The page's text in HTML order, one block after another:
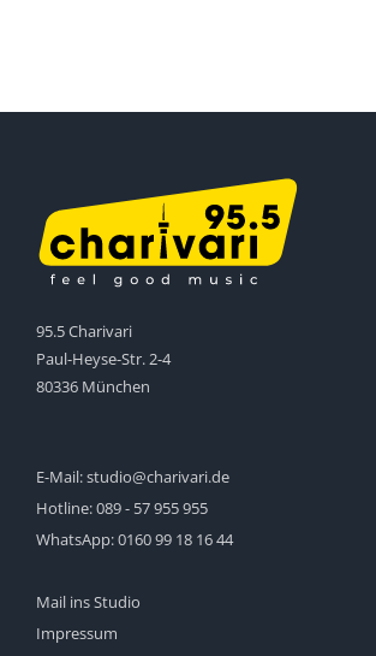
95.5 Charivari
Paul-Heyse-Str. 2-4
80336 München
E-Mail:studio@charivari.de
Hotline:089 - 57 955 955
WhatsApp:0160 99 18 16 44
Mail ins Studio
Impressum